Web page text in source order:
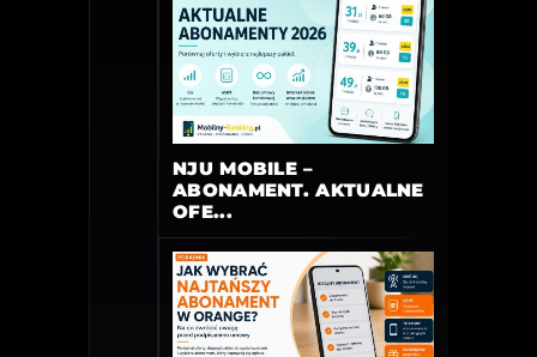
NJU MOBILE –
ABONAMENT. AKTUALNE
OFE...